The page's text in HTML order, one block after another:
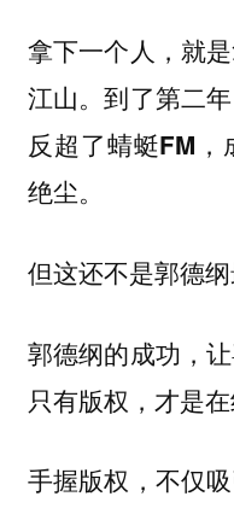
拿下一个人，就
江山。到了第二
反超了蜻蜓FM
绝尘。
但这还不是郭德纲
郭德纲的成功，
只有版权，才是
手握版权，不仅